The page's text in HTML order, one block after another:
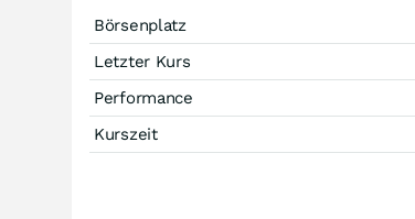
Börsenplatz
Letzter Kurs
Performance
Kurszeit